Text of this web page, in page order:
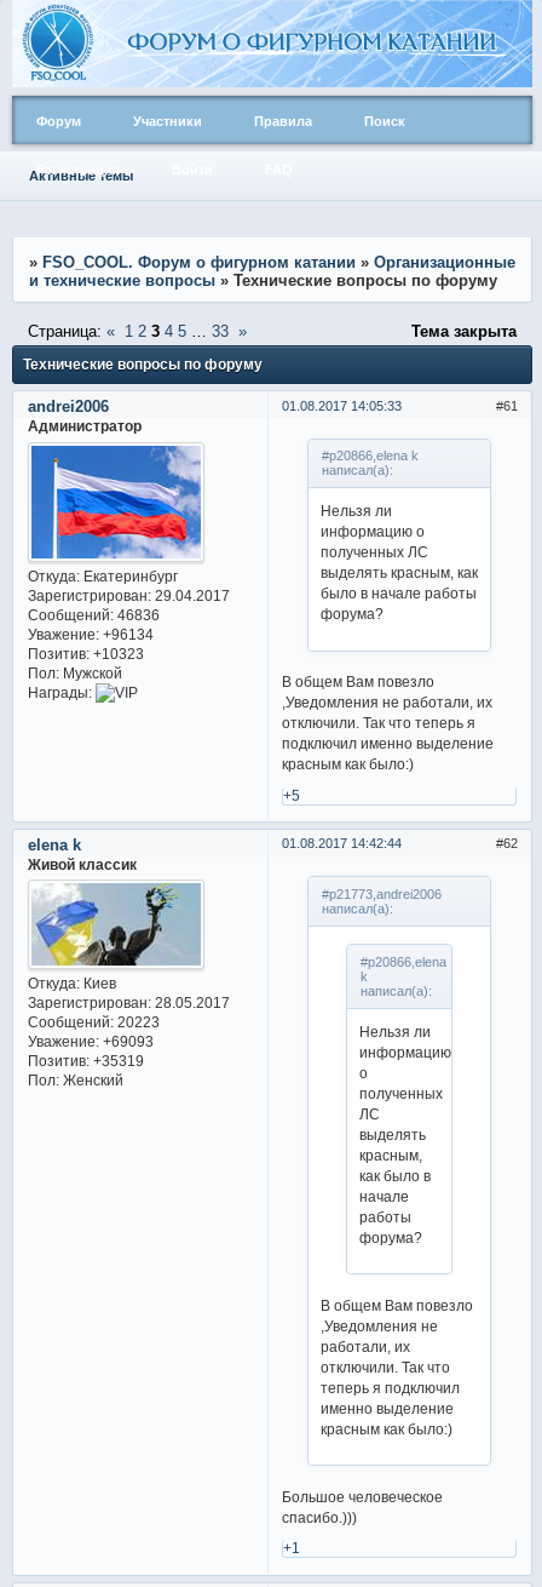
Форум Участники Правила Поиск
Активные темы
» FSO_COOL. Форум о фигурном катании » Организационные
и технические вопросы » Технические вопросы по форуму
Технические вопросы по форуму
Страница: « 1 2 3 4 5 33 » Тема закрыта
61
01.08.2017 14:05:33
andrei2006
Администратор
Откуда:Екатеринбург
Зарегистрирован: 29.04.2017
Сообщений:46836
Уважение: +96134
Позитив: +10323
Пол:Мужской
Награды:
#p20866,elena k
написал(а):
Нельзя ли
информацию о
полученных ЛС
выделять красным, как
было в начале работы
форума?
В общем Вам повезло
,Уведомления не работали, их
отключили. Так что теперь я
подключил именно выделение
красным как было:)
+5
62
01.08.2017 14:42:44
elena k
Живой классик
Откуда:Киев
Зарегистрирован: 28.05.2017
Сообщений:20223
Уважение: +69093
Позитив: +35319
Пол:Женский
#p21773,andrei2006
написал(а):
#p20866,elena
k
написал(а):
Нельзя ли
информацию
о
полученных
ЛС
выделять
красным,
как было в
начале
работы
форума?
В общем Вам повезло
,Уведомления не
работали, их
отключили. Так что
теперь я подключил
именно выделение
красным как было:)
Большое человеческое
спасибо.)))
+1